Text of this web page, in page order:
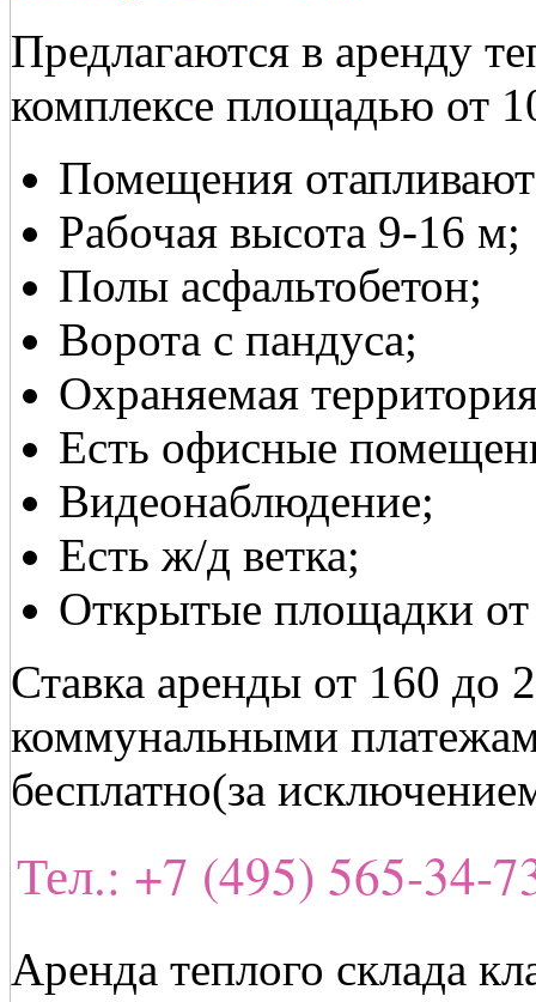
Предлагаются в аренду
комплексе площадью от
Помещения
Рабочая высота 9-16 м;
Полы асфальтобетон;
Ворота с пандуса;
Охраняемая
Есть офисные
Видеонаблюдение;
Есть ж/д ветка;
Открытые площадки от
Ставка аренды от 160 до
коммунальными
бесплатно(за
Тел.: +7 (495) 565-34-
Аренда теплого склада